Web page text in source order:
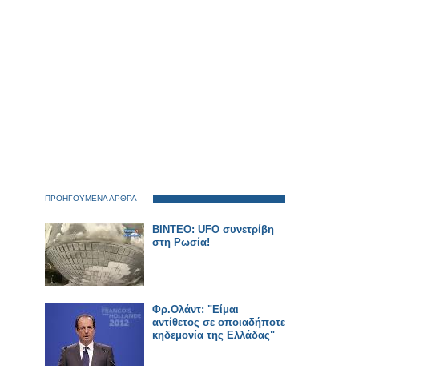
ΠΡΟΗΓΟΥΜΕΝΑ ΑΡΘΡΑ
ΒΙΝΤΕΟ: UFO συνετρίβη
στη Ρωσία!
Φρ.Ολάντ: "Είμαι
αντίθετος σε οποιαδήποτε
κηδεμονία της Ελλάδας"